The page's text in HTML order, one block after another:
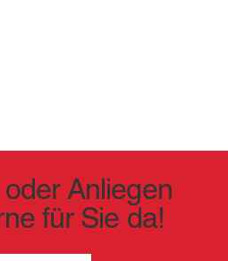
Anliegen
für Sie da!